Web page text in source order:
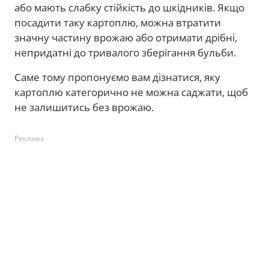
або мають слабку стійкість до шкідників. Якщо
посадити таку картоплю, можна втратити
значну частину врожаю або отримати дрібні,
непридатні до тривалого зберігання бульби.
Саме тому пропонуємо вам дізнатися, яку
картоплю категорично не можна саджати, щоб
не залишитись без врожаю.
Реклама